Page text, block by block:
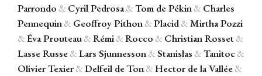
Parrondo & Cyril Pedrosa&Tom de Pékin& Charles
Pennequin& Geoffroy Pithon&Placid&Mirtha Pozzi
&Éva Prouteau&Rémi&Rocco & Christian Rosset&
Lasse Russe&Lars Sjunnesson&Stanislas &Tanitoc&
Olivier Texier&Delfeil de Ton&Hector de la Vallée&